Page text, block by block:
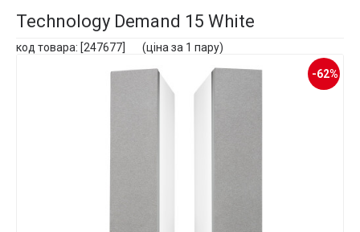
Technology Demand 15 White
код товара: [247677] (ціна за 1 пару)
-62%